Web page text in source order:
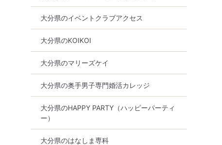
大分県のイベントクラブアクセス
大分県のKOIKOI
大分県のマリーズケイ
大分県の奥手男子専門婚活カレッジ
大分県のHAPPY PARTY（ハッピーパーティ
ー）
大分県のはなしま専科